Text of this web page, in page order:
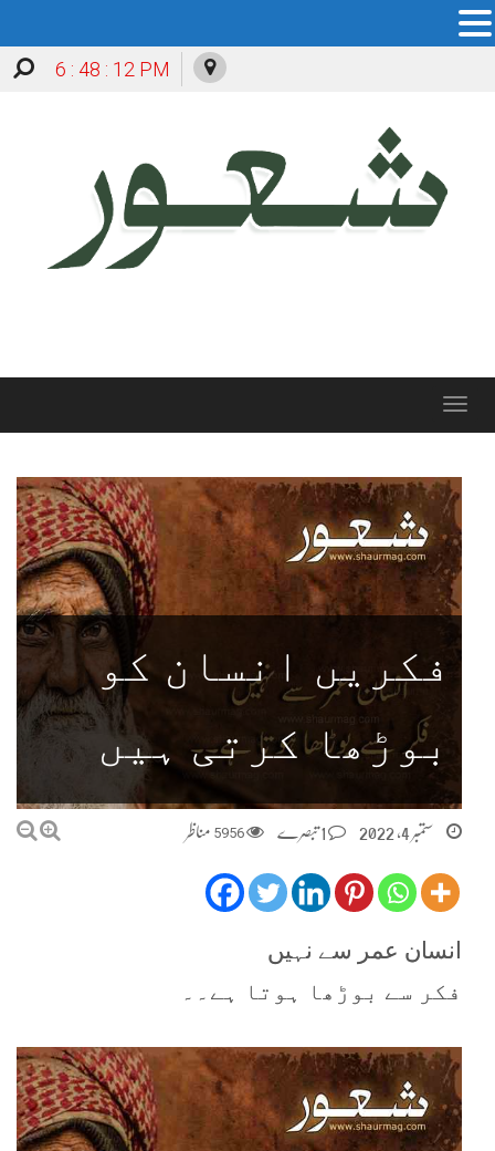
6 : 48 : 13 PM
Toggle
فکریں انسان کو
بوڑھا کرتی ہیں
ستمبر 4, 2022 5956 مناظر
انسان عمر سے نہیں
فکر سے بوڑھا ہوتا ہے۔۔